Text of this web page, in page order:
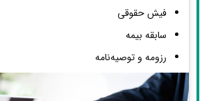
فیش حقوقی
سابقه بیمه
رزومه و توصیه‌نامه